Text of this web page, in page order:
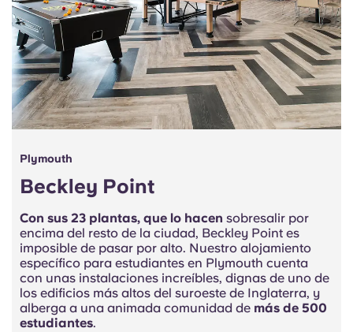
Plymouth
Beckley Point
Con sus 23 plantas, que lo hacen sobresalir por
encima del resto de la ciudad, Beckley Point es
imposible de pasar por alto. Nuestro alojamiento
específico para estudiantes en Plymouth cuenta
con unas instalaciones increíbles, dignas de uno de
los edificios más altos del suroeste de Inglaterra, y
alberga a una animada comunidad de más de 500
estudiantes.